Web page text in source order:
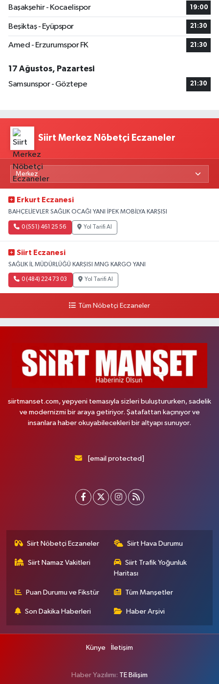
Başakşehir - Kocaelispor
19:00
Beşiktaş - Eyüpspor 21:30
Amed - Erzurumspor FK 21:30
17 Ağustos, Pazartesi
Samsunspor - Göztepe
21:30
Siirt Merkez Nöbetçi Eczaneler
Erkurt Eczanesi
BAHÇELİEVLER SAĞLIK OCAĞI YANI İPEK MOBİLYA KARŞISI
0 (551) 461 25 56 Yol Tarifi Al
Siirt Eczanesi
SAĞLIK İL MÜDÜRLÜĞÜ KARŞISI MNG KARGO YANI
0 (484) 224 73 03 Yol Tarifi Al
Tüm Nöbetçi Eczaneler
siirtmanset.com, yepyeni temasıyla sizleri buluştururken, sadelik
ve modernizmi bir araya getiriyor. Şatafattan kaçınıyor ve
insanlara haber okuyabilecekleri bir altyapı sunuyor.
[email protected]
Siirt Nöbetçi Eczaneler Siirt Hava Durumu
Siirt Namaz Vakitleri
Siirt Trafik Yoğunluk
Haritası
Puan Durumu ve Fikstür Tüm Manşetler
Son Dakika Haberleri Haber Arşivi
Künye İletişim
Haber Yazılımı: TE Bilişim